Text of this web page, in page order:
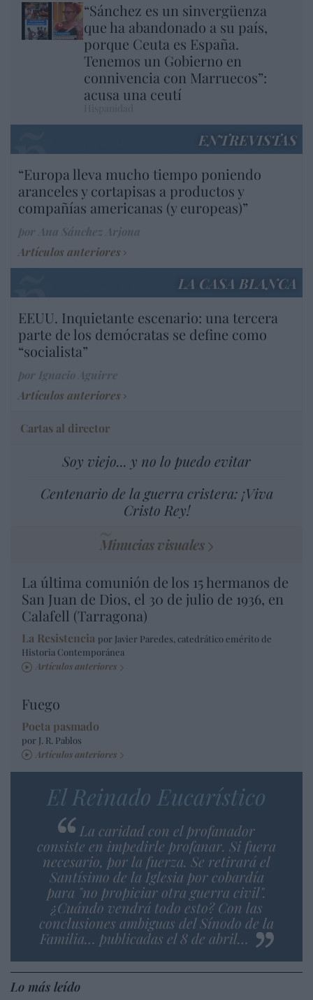
“Sánchez es un sinvergüenza
que ha abandonado a su país,
porque Ceuta es España.
Tenemos un Gobierno en
connivencia con Marruecos”:
acusa una ceutí
ENTREVISTAS
“Europa lleva mucho tiempo poniendo
aranceles y cortapisas a productos y
compañías americanas (y europeas)”
Artículos anteriores
LA CASA BLANCA
EEUU. Inquietante escenario: una tercera
parte de los demócratas se define como
“socialista”
Artículos anteriores
Cartas al director
Soy viejo... y no lo puedo evitar
Centenario de la guerra cristera: ¡Viva
Cristo Rey!
Minucias visuales
La última comunión de los 15 hermanos de
San Juan de Dios, el 30 de julio de 1936, en
Calafell (Tarragona)
La Resistencia por Javier Paredes, catedrático emérito de
Historia Contemporánea
Artículos anteriores
Fuego
Poeta pasmado
por J. R. Pablos
Artículos anteriores
El Reinado Eucarístico
La caridad con el profanador
consiste en impedirle profanar. Si fuera
necesario, por la fuerza. Se retirará el
Santísimo de la Iglesia por cobardía
para "no propiciar otra guerra civil".
¿Cuándo vendrá todo esto? Con las
conclusiones ambiguas del Sínodo de la
Familia… publicadas el 8 de abril…
Lo más leído